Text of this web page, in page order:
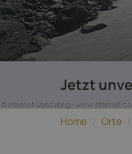
© Internet Consulting - www.internet-
Jetzt
Home / Orte /